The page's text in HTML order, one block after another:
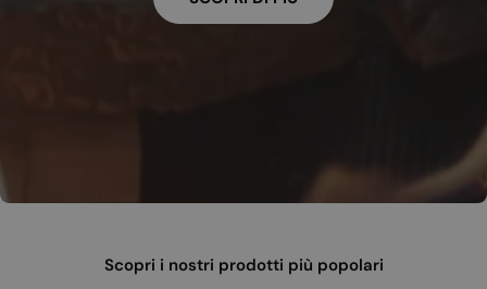
Scopri i nostri prodotti più popolari